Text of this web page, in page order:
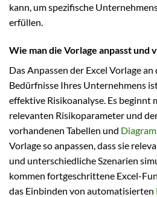
kann, um spezifische
erfüllen.
Wie man die Vorlage anpasst und
Das Anpassen der Excel Vorlage an
Bedürfnisse Ihres Unternehmens
effektive Risikoanalyse. Es
relevanten Risikoparameter und
vorhandenen Tabellen und
Vorlage so anpassen, dass sie
und unterschiedliche Szenarien
kommen fortgeschrittene Excel-
das Einbinden von automatisierten